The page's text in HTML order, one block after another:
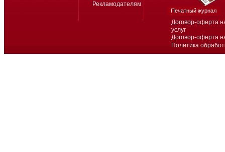
Договор-оферта
услуг
Договор-оферта
Политика
Рекламодателям
Печатный журнал